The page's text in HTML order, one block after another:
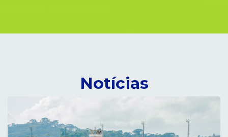
Notícias